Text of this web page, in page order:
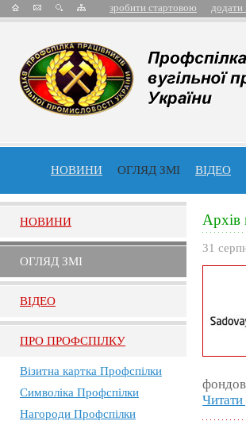
зробити стартовою додати
НОВИНИ ОГЛЯД ЗМІ ВІДЕО
НОВИНИ
ОГЛЯД ЗМI
ВIДЕО
ПРО ПРОФСПIЛКУ
Візитна картка Профспілки
Символіка Профспілки
Нагороди Профспілки
Архів
31